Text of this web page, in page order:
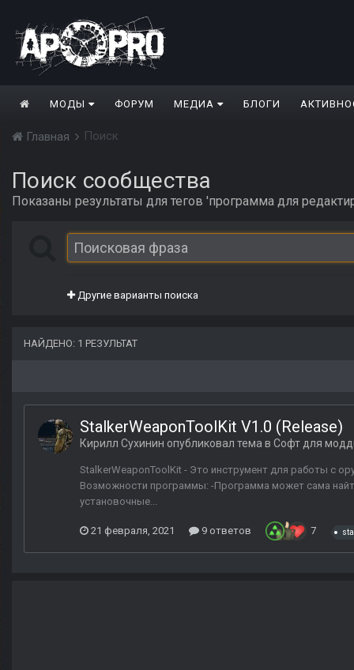
МОДЫ ФОРУМ МЕДИА БЛОГИ
Главная Поиск
Поиск сообщества
Показаны результаты для тегов 'программа для
Другие варианты поиска
НАЙДЕНО: 1 РЕЗУЛЬТАТ
StalkerWeaponToolKit V1.0 (Release)
Кирилл Сухинин опубликовал тема в Софт для
StalkerWeaponToolKit - Это инструмент для работы с
Возможности программы: -Программа может сама
установочные...
21 февраля, 2021 9 ответов 7